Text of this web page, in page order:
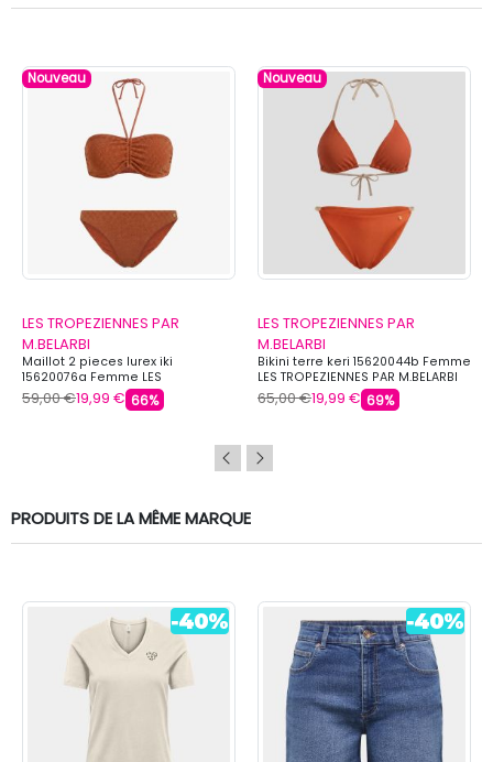
Nouveau
LES TROPEZIENNES PAR
M.BELARBI
Maillot 2 pieces lurex iki
15620076a Femme LES
TROPEZIENNES PAR M.BELARBI
59,00 €19,99 € 66%
Nouveau
LES TROPEZIENNES PAR
M.BELARBI
Bikini terre keri 15620044b Femme
LES TROPEZIENNES PAR M.BELARBI
65,00 €19,99 € 69%
PRODUITS DE LA MÊME MARQUE